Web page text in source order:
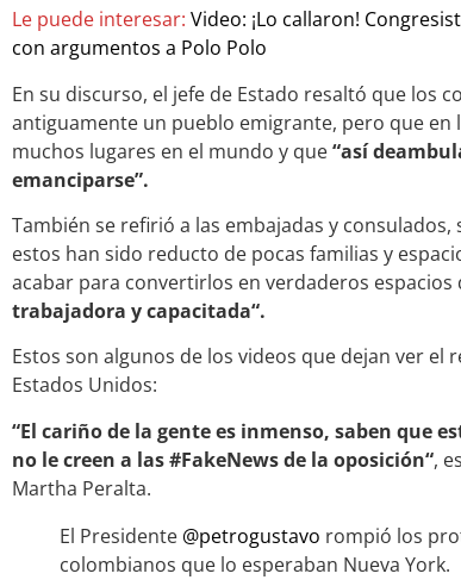
Le puede interesar: Video: ¡Lo callaron!
con argumentos a Polo Polo
En su discurso, el jefe de Estado resaltó que los
antiguamente un pueblo emigrante, pero que
muchos lugares en el mundo y que“así
emanciparse”.
También se refirió a las embajadas y
estos han sido reducto de pocas familias y
acabar para convertirlos en verdaderos
trabajadora y capacitada“.
Estos son algunos de los videos que dejan ver
Estados Unidos:
“El cariño de la gente es inmenso, saben que
no le creen a las #FakeNews de la oposición“,
Martha Peralta.
El Presidente @petrogustavo rompió los
colombianos que lo esperaban Nueva York.